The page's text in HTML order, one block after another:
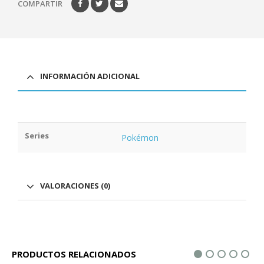
COMPARTIR
INFORMACIÓN ADICIONAL
Series Pokémon
VALORACIONES (0)
PRODUCTOS RELACIONADOS